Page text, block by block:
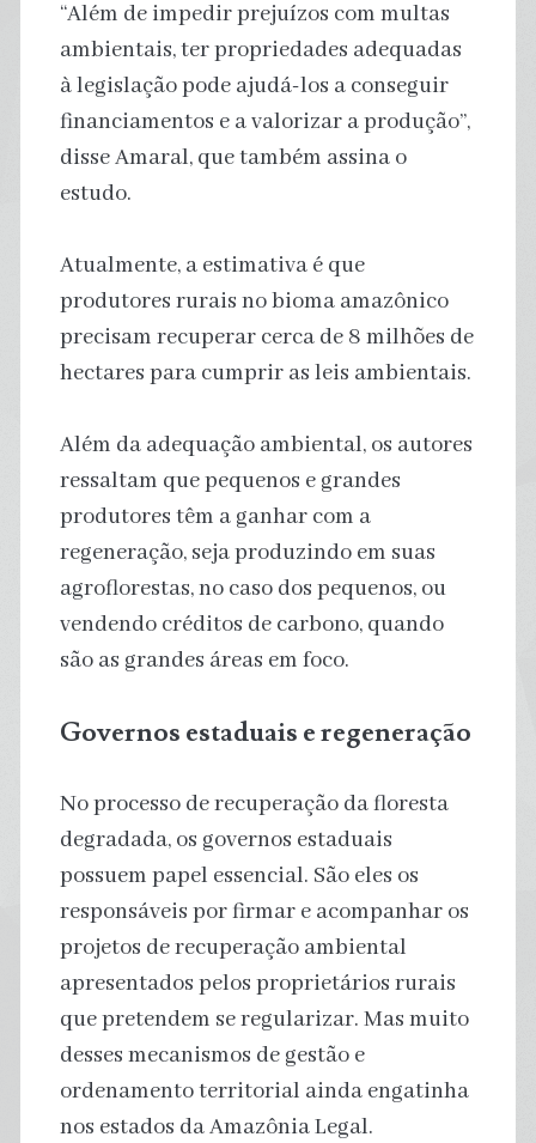
“Além de impedir prejuízos com multas
ambientais, ter propriedades adequadas
à legislação pode ajudá-los a conseguir
financiamentos e a valorizar a produção”,
disse Amaral, que também assina o
estudo.
Atualmente, a estimativa é que
produtores rurais no bioma amazônico
precisam recuperar cerca de 8 milhões de
hectares para cumprir as leis ambientais.
Além da adequação ambiental, os autores
ressaltam que pequenos e grandes
produtores têm a ganhar com a
regeneração, seja produzindo em suas
agroflorestas, no caso dos pequenos, ou
vendendo créditos de carbono, quando
são as grandes áreas em foco.
Governos estaduais e regeneração
No processo de recuperação da floresta
degradada, os governos estaduais
possuem papel essencial. São eles os
responsáveis por firmar e acompanhar os
projetos de recuperação ambiental
apresentados pelos proprietários rurais
que pretendem se regularizar. Mas muito
desses mecanismos de gestão e
ordenamento territorial ainda engatinha
nos estados da Amazônia Legal.